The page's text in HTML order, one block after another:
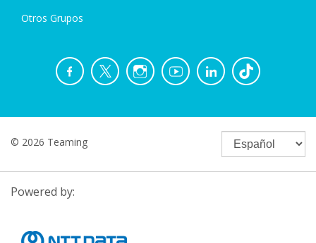
Otros Grupos
© 2026 Teaming
Powered by: